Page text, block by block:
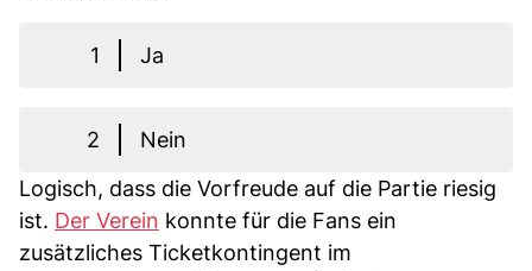
1 Ja
2
Nein
Logisch, dass die Vorfreude auf die Partie riesig
ist. Der Verein konnte für die Fans ein
zusätzliches Ticketkontingent im